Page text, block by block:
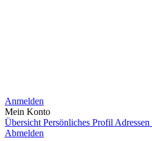
Anmelden
Mein Konto
Übersicht Persönliches Profil Adressen
Abmelden